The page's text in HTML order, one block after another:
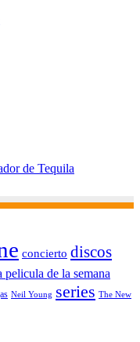
de Tequila
concierto discos
pelicula de la semana
Neil Young series The New